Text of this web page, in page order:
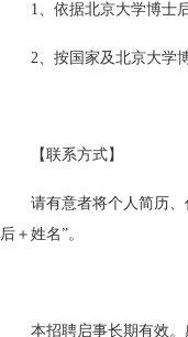
1、依据北京大学博士
2、按国家及北京大学
【联系方式】
请有意者将个人简历
后＋姓名”。
本招聘启事长期有效。